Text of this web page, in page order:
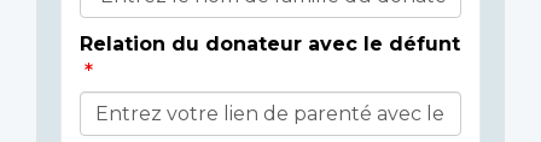
Relation du donateur avec le défunt